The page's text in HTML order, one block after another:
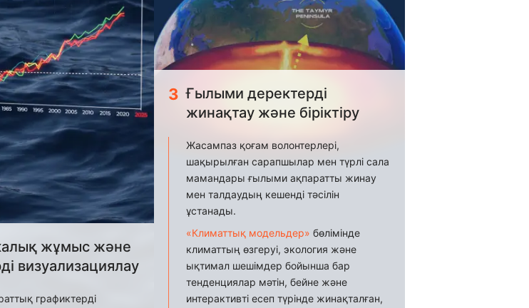
жұмыс және
визуализациялау
графиктерді
3 Ғылыми деректерді
жинақтау және біріктіру
Жасампаз қоғам волонтерлері,
шақырылған сарапшылар мен түрлі сала
мамандары ғылыми ақпаратты жинау
мен талдаудың кешенді тәсілін
ұстанады.
«Климаттық модельдер» бөлімінде
климаттың өзгеруі, экология және
ықтимал шешімдер бойынша бар
тенденциялар мәтін, бейне және
интерактивті есеп түрінде жинақталған,